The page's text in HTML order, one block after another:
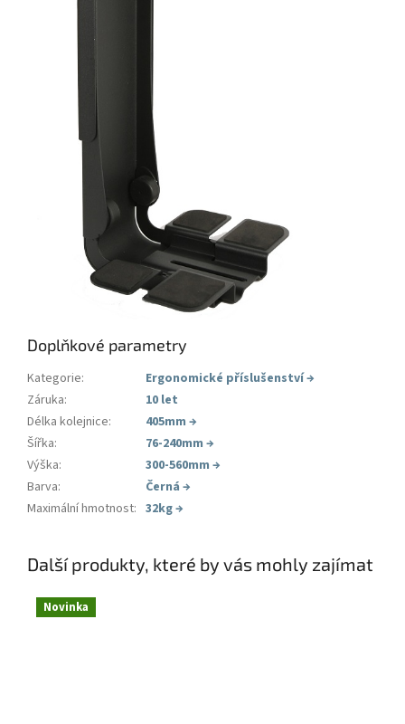
Doplňkové parametry
Kategorie: Ergonomické příslušenství→
Záruka:
10 let
Délka kolejnice: 405mm →
Šířka: 76-240mm →
Výška: 300-560mm →
Barva: Černá →
Maximální hmotnost: 32kg→
Další produkty, které by vás mohly zajímat
Novinka